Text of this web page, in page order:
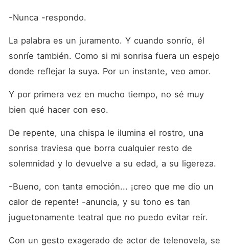
-Nunca -respondo.
La palabra es un juramento. Y cuando sonrío, él
sonríe también. Como si mi sonrisa fuera un espejo
donde reflejar la suya. Por un instante, veo amor.
Y por primera vez en mucho tiempo, no sé muy
bien qué hacer con eso.
De repente, una chispa le ilumina el rostro, una
sonrisa traviesa que borra cualquier resto de
solemnidad y lo devuelve a su edad, a su ligereza.
-Bueno, con tanta emoción... ¡creo que me dio un
calor de repente! -anuncia, y su tono es tan
juguetonamente teatral que no puedo evitar reír.
Con un gesto exagerado de actor de telenovela, se